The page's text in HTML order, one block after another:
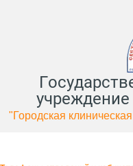
"Городская